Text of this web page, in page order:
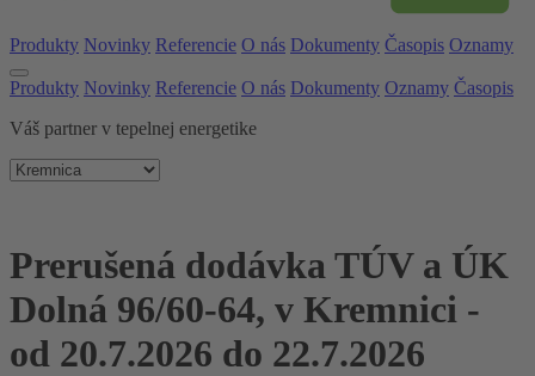
Produkty Novinky Referencie O nás Dokumenty Časopis Oznamy
Produkty Novinky Referencie O nás Dokumenty Oznamy Časopis
Váš partner v tepelnej energetike
Prerušená dodávka TÚV a ÚK
Dolná 96/60-64, v Kremnici -
od 20.7.2026 do 22.7.2026